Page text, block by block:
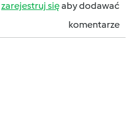
zarejestruj sięaby dodawać
komentarze